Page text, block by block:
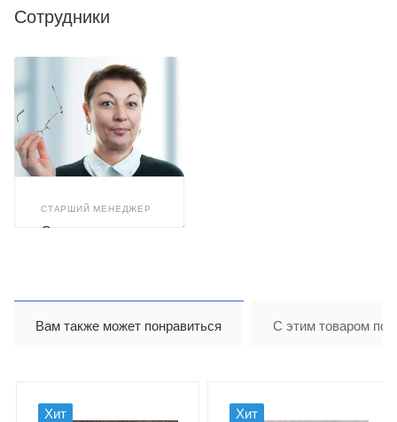
Сотрудники
СТАРШИЙ МЕНЕДЖЕР
Светлана
Вам также может понравиться С этим товаром
Хит Хит